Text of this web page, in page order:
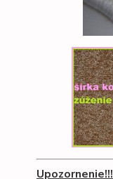
Upozornenie!!!